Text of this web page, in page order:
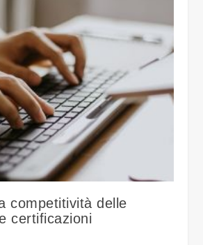
competitività delle
certificazioni